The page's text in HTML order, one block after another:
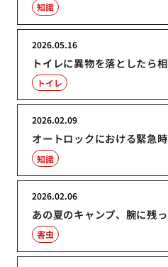
知識
トイレに異物を落としたら
2026.05.16
トイレ
オートロックにおける緊急
2026.02.09
知識
あの夏のキャンプ、腕に残
2026.02.06
害虫